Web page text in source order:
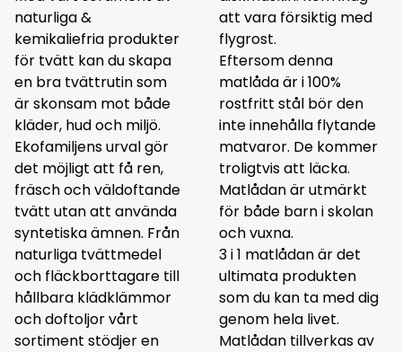
naturliga &
kemikaliefria produkter
för tvätt kan du skapa
en bra tvättrutin som
är skonsam mot både
kläder, hud och miljö.
Ekofamiljens urval gör
det möjligt att få ren,
fräsch och väldoftande
tvätt utan att använda
syntetiska ämnen. Från
naturliga tvättmedel
och fläckborttagare till
hållbara klädklämmor
och doftoljor vårt
sortiment stödjer en
att vara försiktig med
flygrost.
Eftersom denna
matlåda är i 100%
rostfritt stål bör den
inte innehålla flytande
matvaror. De kommer
troligtvis att läcka.
Matlådan är utmärkt
för både barn i skolan
och vuxna.
3 i 1 matlådan är det
ultimata produkten
som du kan ta med dig
genom hela livet.
Matlådan tillverkas av